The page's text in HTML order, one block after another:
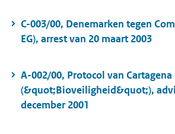
C-003/00, Denemarken tegen
EG), arrest van 20 maart 2003
A-002/00, Protocol van Cartagena
(&quot;Bioveiligheid&quot;),
december 2001